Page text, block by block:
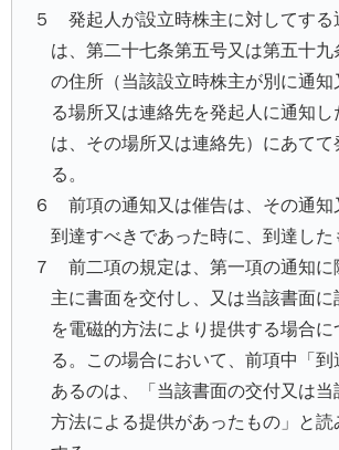
５ 発起人が設立時株主に対してする
は、第二十七条第五号又は第五十
の住所（当該設立時株主が別に通知
る場所又は連絡先を発起人に通知し
は、その場所又は連絡先）にあてて
る。
６ 前項の通知又は催告は、その通知
到達すべきであった時に、到達した
７ 前二項の規定は、第一項の通知に
主に書面を交付し、又は当該書面
を電磁的方法により提供する場合に
る。この場合において、前項中「到
あるのは、「当該書面の交付又は当
方法による提供があったもの」と読